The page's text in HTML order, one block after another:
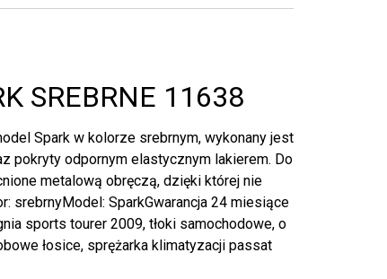
SREBRNE 11638
Spark w kolorze srebrnym, wykonany jest
pokryty odpornym elastycznym lakierem. Do
metalową obręczą, dzięki której nie
srebrnyModel: SparkGwarancja 24 miesiące
sports tourer 2009, tłoki samochodowe, o
łosice, sprężarka klimatyzacji passat